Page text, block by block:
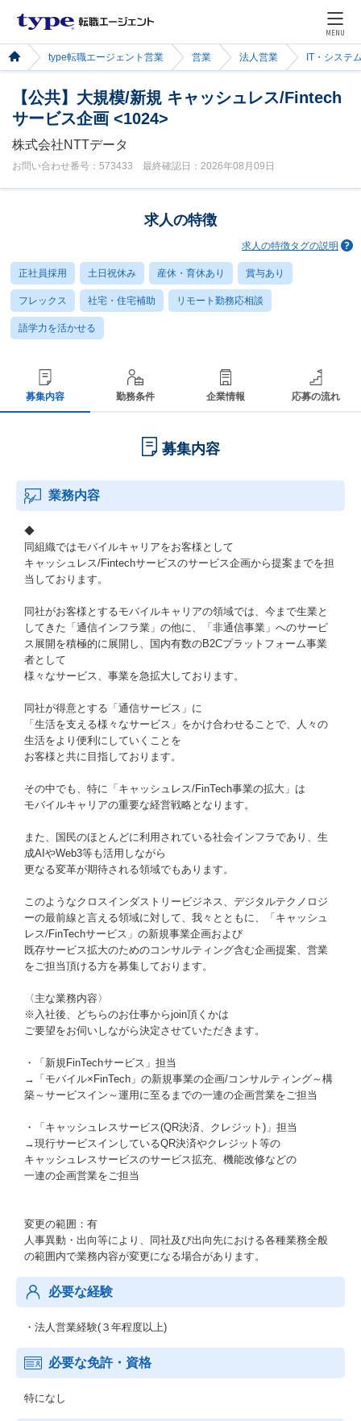
MENU
type転職エージェント営業 営業 法人営業 IT・システ
【公共】大規模/新規 キャッシュレス/Fintech
サービス企画 <1024>
株式会社NTTデータ
お問い合わせ番号：573433 最終確認日：2026年08月09日
求人の特徴
求人の特徴タグの説明
正社員採用 土日祝休み 産休・育休あり 賞与あり
フレックス 社宅・住宅補助 リモート勤務応相談
語学力を活かせる
募集内容 勤務条件 企業情報 応募の流れ
募集内容
業務内容
◆
同組織ではモバイルキャリアをお客様として
キャッシュレス/Fintechサービスのサービス企画から提案までを担
当しております。
同社がお客様とするモバイルキャリアの領域では、今まで生業と
してきた「通信インフラ業」の他に、「非通信事業」へのサービ
ス展開を積極的に展開し、国内有数のB2Cプラットフォーム事業
者として
様々なサービス、事業を急拡大しております。
同社が得意とする「通信サービス」に
「生活を支える様々なサービス」をかけ合わせることで、人々の
生活をより便利にしていくことを
お客様と共に目指しております。
その中でも、特に「キャッシュレス/FinTech事業の拡大」は
モバイルキャリアの重要な経営戦略となります。
また、国民のほとんどに利用されている社会インフラであり、生
成AIやWeb3等も活用しながら
更なる変革が期待される領域でもあります。
このようなクロスインダストリービジネス、デジタルテクノロジ
ーの最前線と言える領域に対して、我々とともに、「キャッシュ
レス/FinTechサービス」の新規事業企画および
既存サービス拡大のためのコンサルティング含む企画提案、営業
をご担当頂ける方を募集しております。
〈主な業務内容〉
※入社後、どちらのお仕事からjoin頂くかは
ご要望をお伺いしながら決定させていただきます。
・「新規FinTechサービス」担当
→「モバイル×FinTech」の新規事業の企画/コンサルティング～構
築～サービスイン～運用に至るまでの一連の企画営業をご担当
・「キャッシュレスサービス(QR決済、クレジット)」担当
→現行サービスインしているQR決済やクレジット等の
キャッシュレスサービスのサービス拡充、機能改修などの
一連の企画営業をご担当
変更の範囲：有
人事異動・出向等により、同社及び出向先における各種業務全般
の範囲内で業務内容が変更になる場合があります。
必要な経験
・法人営業経験(３年程度以上)
必要な免許・資格
特になし